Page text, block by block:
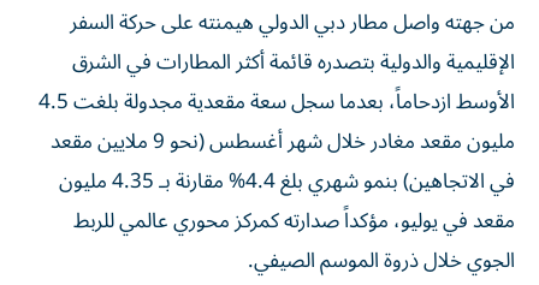
من جهته واصل مطار دبي الدولي هيمنته على حركة السفر
الإقليمية والدولية بتصدره قائمة أكثر المطارات في الشرق
الأوسط ازدحاماً، بعدما سجل سعة مقعدية مجدولة بلغت 4.5
مليون مقعد مغادر خلال شهر أغسطس (نحو 9 ملايين مقعد
في الاتجاهين) بنمو شهري بلغ 4.4% مقارنة بـ 4.35 مليون
مقعد في يوليو، مؤكداً صدارته كمركز محوري عالمي للربط
الجوي خلال ذروة الموسم الصيفي.